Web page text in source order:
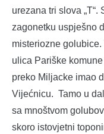
urezana tri slova
zagonetku uspješno
misteriozne
ulica Pariške
preko Miljacke imao
Vijećnicu. Tamo u
sa mnoštvom
skoro istovjetni